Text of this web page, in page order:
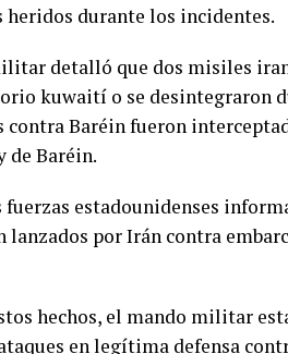
heridos durante los incidentes.
detalló que dos misiles
kuwaití o se desintegraron
Baréin fueron
de Baréin.
estadounidenses
por Irán contra
hechos, el mando militar
en legítima defensa